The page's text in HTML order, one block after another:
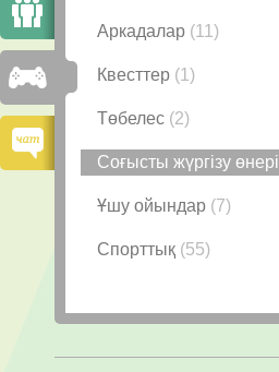
Аркадалар (11)
Квесттер (1)
Төбелес (2)
Соғысты жүргізу өнері
Ұшу ойындар (7)
Спорттық (55)